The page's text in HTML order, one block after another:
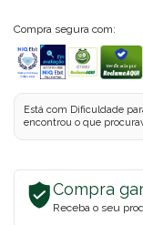
Compra segura com:
Está com Dificuldade
encontrou o que
Compra
Receba o seu